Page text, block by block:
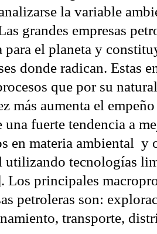
la variable
grandes empresas
para el planeta y
donde radican. Estas
que por su
más aumenta el
una fuerte tendencia a
en materia ambiental y
utilizando tecnologías
Los principales
petroleras son:
transporte,